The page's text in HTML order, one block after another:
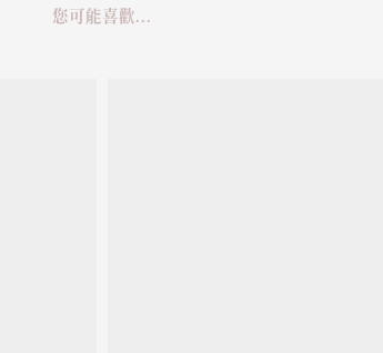
您可能喜歡...